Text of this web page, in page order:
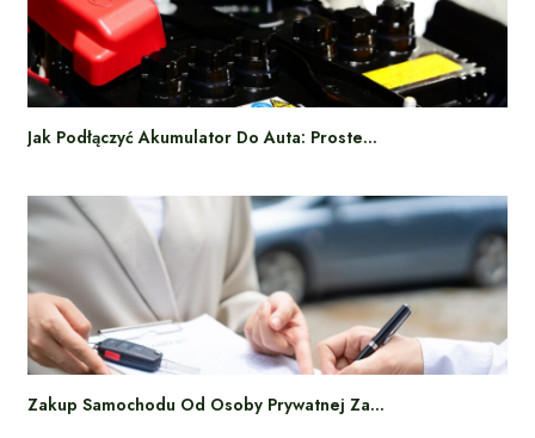
Jak Podłączyć Akumulator Do Auta: Proste…
Zakup Samochodu Od Osoby Prywatnej Za…